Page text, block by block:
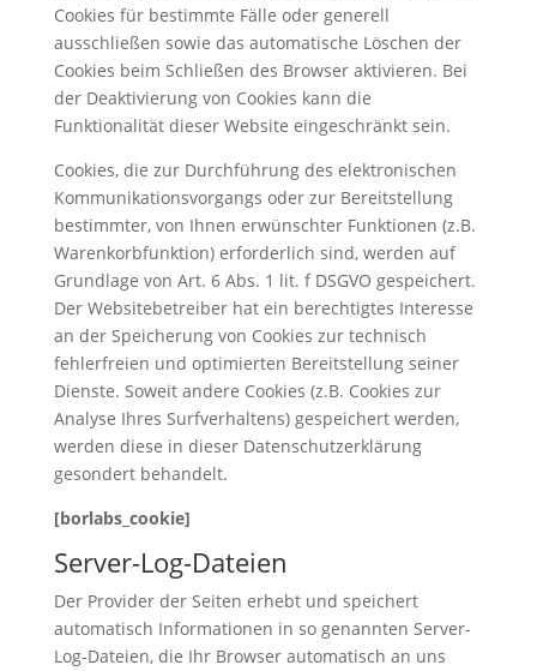
Cookies für bestimmte Fälle oder generell
ausschließen sowie das automatische Löschen der
Cookies beim Schließen des Browser aktivieren. Bei
der Deaktivierung von Cookies kann die
Funktionalität dieser Website eingeschränkt sein.
Cookies, die zur Durchführung des elektronischen
Kommunikationsvorgangs oder zur Bereitstellung
bestimmter, von Ihnen erwünschter Funktionen (z.B.
Warenkorbfunktion) erforderlich sind, werden auf
Grundlage von Art. 6 Abs. 1 lit. f DSGVO gespeichert.
Der Websitebetreiber hat ein berechtigtes Interesse
an der Speicherung von Cookies zur technisch
fehlerfreien und optimierten Bereitstellung seiner
Dienste. Soweit andere Cookies (z.B. Cookies zur
Analyse Ihres Surfverhaltens) gespeichert werden,
werden diese in dieser Datenschutzerklärung
gesondert behandelt.
[borlabs_cookie]
Server-Log-Dateien
Der Provider der Seiten erhebt und speichert
automatisch Informationen in so genannten Server-
Log-Dateien, die Ihr Browser automatisch an uns